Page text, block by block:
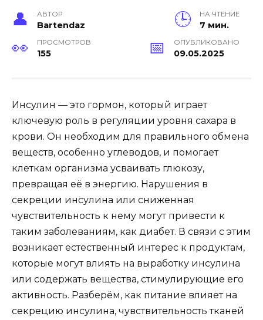
АВТОР
Bartendaz
НА ЧТЕНИЕ
7 мин.
ПРОСМОТРОВ
155
ОПУБЛИКОВАНО
09.05.2025
Инсулин — это гормон, который играет
ключевую роль в регуляции уровня сахара в
крови. Он необходим для правильного обмена
веществ, особенно углеводов, и помогает
клеткам организма усваивать глюкозу,
превращая её в энергию. Нарушения в
секреции инсулина или сниженная
чувствительность к нему могут привести к
таким заболеваниям, как диабет. В связи с этим
возникает естественный интерес к продуктам,
которые могут влиять на выработку инсулина
или содержать вещества, стимулирующие его
активность. Разберём, как питание влияет на
секрецию инсулина, чувствительность тканей